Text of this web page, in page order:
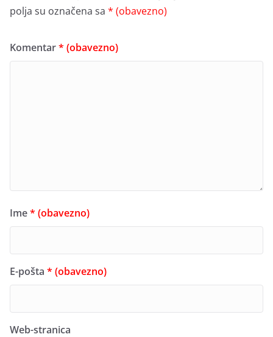
polja su označena sa * (obavezno)
Komentar* (obavezno)
Ime* (obavezno)
E-pošta * (obavezno)
Web-stranica